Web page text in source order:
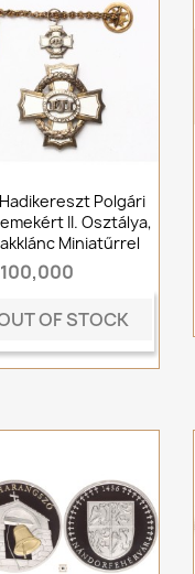
Polgári
II. Osztálya,
Miniatűrrel
OF STOCK